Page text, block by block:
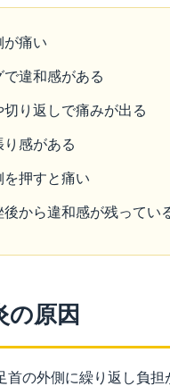
が痛い
で違和感がある
切り返しで痛みが出る
感がある
を押すと痛い
後から違和感が残ってい
の原因
首の外側に繰り返し負